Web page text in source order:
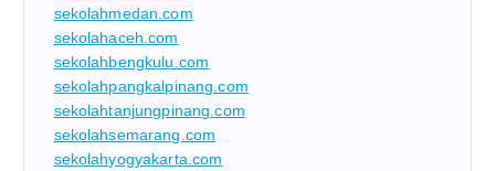
sekolahmedan.com
sekolahaceh.com
sekolahbengkulu.com
sekolahpangkalpinang.com
sekolahtanjungpinang.com
sekolahsemarang.com
sekolahyogyakarta.com